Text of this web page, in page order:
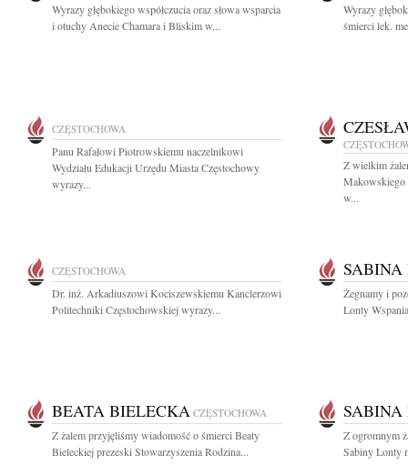
Wyrazy głębokiego współczucia oraz słowa wsparcia
i otuchy Anecie Chamara i Bliskim w...
Wyrazy
śmierci lek.
CZĘSTOCHOWA
Panu Rafałowi Piotrowskiemu naczelnikowi
Wydziału Edukacji Urzędu Miasta Częstochowy
wyrazy...
Z wielkim
Makowskiego
w...
CZĘSTOCHOWA
Dr. inż. Arkadiuszowi Kociszewskiemu Kanclerzowi
Politechniki Częstochowskiej wyrazy...
Żegnamy i
Lonty
BEATA BIELECKA CZĘSTOCHOWA
Z żalem przyjęliśmy wiadomość o śmierci Beaty
Bieleckiej prezeski Stowarzyszenia Rodzina...
Z ogromnym
Sabiny Lonty